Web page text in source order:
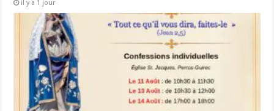
il y a 1 jour